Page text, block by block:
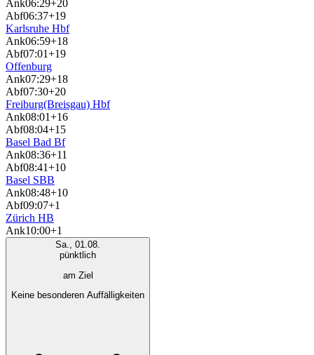
Ank06:29+20
Abf06:37+19
Karlsruhe Hbf
Ank06:59+18
Abf07:01+19
Offenburg
Ank07:29+18
Abf07:30+20
Freiburg(Breisgau) Hbf
Ank08:01+16
Abf08:04+15
Basel Bad Bf
Ank08:36+11
Abf08:41+10
Basel SBB
Ank08:48+10
Abf09:07+1
Zürich HB
Ank10:00+1
Sa., 01.08.
pünktlich
am Ziel
Keine besonderen Auffälligkeiten